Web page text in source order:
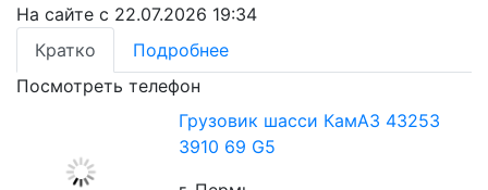
На сайте с 22.07.2026 19:34
Кратко
Подробнее
Посмотреть телефон
Грузовик шасси КамАЗ 43253
3910 69 G5